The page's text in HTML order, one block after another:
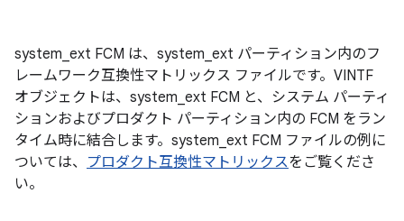
system_ext FCM は、system_ext パーティション内のフ
レームワーク互換性マトリックス ファイルです。VINTF
オブジェクトは、system_ext FCM と、システム パーティ
ションおよびプロダクト パーティション内の FCM をラン
タイム時に結合します。system_ext FCM ファイルの例に
ついては、 プロダクト互換性マトリックスをご覧くださ
い。